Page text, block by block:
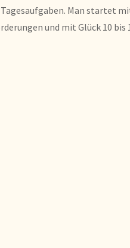
Man startet
und mit Glück 10 bis